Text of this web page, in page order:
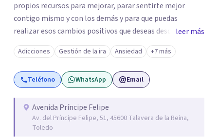
propios recursos para mejorar, parar sentirte mejor
contigo mismo y con los demás y para que puedas
realizar esos cambios positivos que deseas desde hace
tiempo pero que no sabes cómo llevarlos a cabo. La
primera visita informativa será al 50% y servirá para
conocernos, poder evaluar juntos tus dificultades y hablar
de un plan de ayuda. Con los datos que me ofrezcas, te
consistirá el tratamiento y te plantearé qué
herramientas usaremos para resolver las situaciones que
te preocupan. Aplico una psicología integradora que
leer más
Adicciones Gestión de la ira Ansiedad +7 más
Teléfono WhatsApp Email
Avenida Príncipe Felipe
Av. del Príncipe Felipe, 51, 45600 Talavera de la Reina,
Toledo